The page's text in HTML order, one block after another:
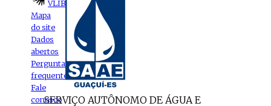
VLIBRAS
Mapa
do site
Dados
abertos
Perguntas
frequentes
Fale
conosco
SERVIÇO AUTÔNOMO DE ÁGUA E